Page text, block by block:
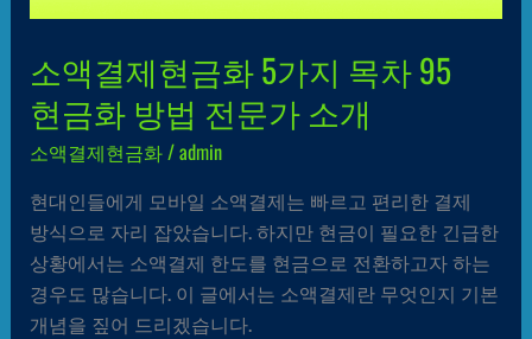
소액결제현금화 5가지 목차 95
현금화 방법 전문가 소개
소액결제현금화/admin
현대인들에게 모바일 소액결제는 빠르고 편리한 결제
방식으로 자리 잡았습니다. 하지만 현금이 필요한 긴급한
상황에서는 소액결제 한도를 현금으로 전환하고자 하는
경우도 많습니다. 이 글에서는 소액결제란 무엇인지 기본
개념을 짚어 드리겠습니다.